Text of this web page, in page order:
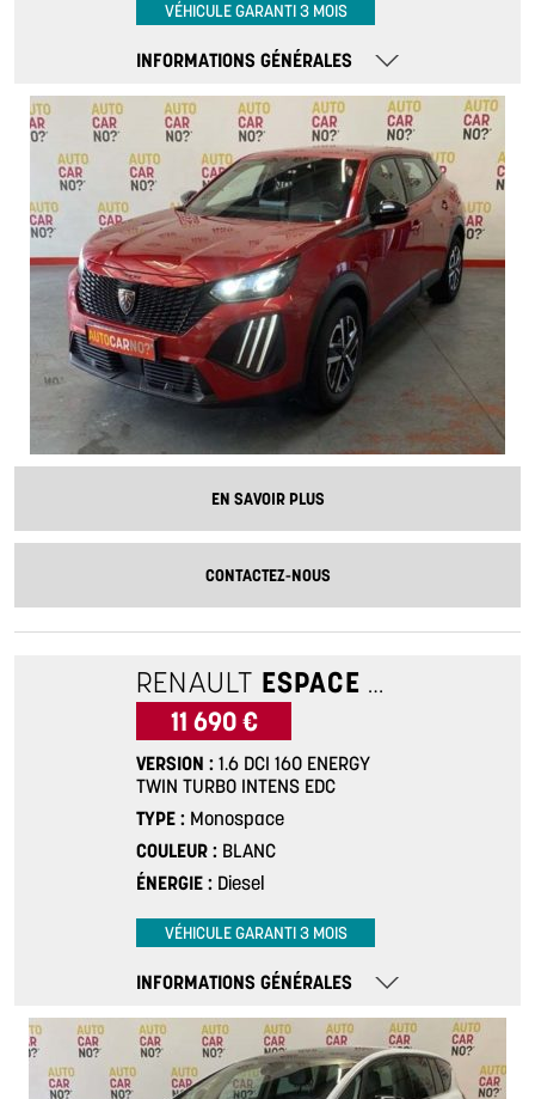
VÉHICULE GARANTI 3 MOIS
INFORMATIONS GÉNÉRALES
EN SAVOIR PLUS
CONTACTEZ-NOUS
RENAULT ESPACE 5
11 690 €
VERSION
1.6 DCI 160 ENERGY
TWIN TURBO INTENS EDC
TYPE
Monospace
COULEUR
BLANC
ÉNERGIE
Diesel
VÉHICULE GARANTI 3 MOIS
INFORMATIONS GÉNÉRALES